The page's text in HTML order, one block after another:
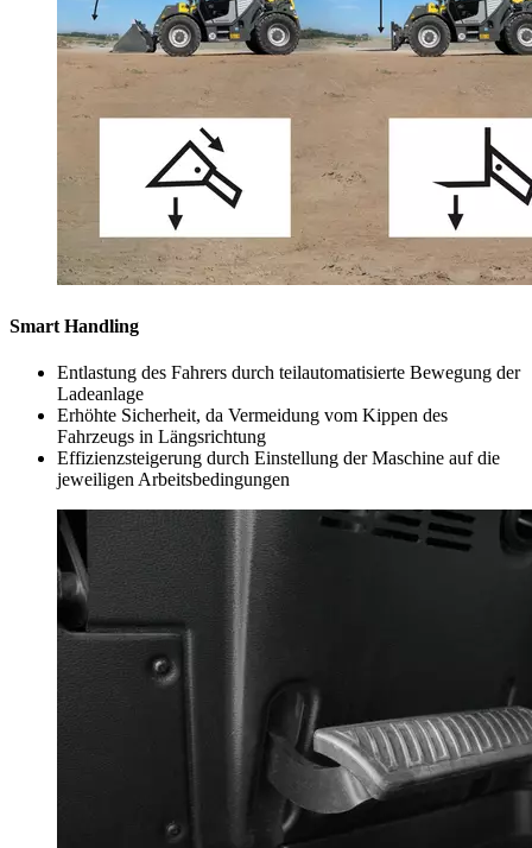
Smart Handling
Entlastung des Fahrers durch teilautomatisierte Bewegung der
Ladeanlage
Erhöhte Sicherheit, da Vermeidung vom Kippen des
Fahrzeugs in Längsrichtung
Effizienzsteigerung durch Einstellung der Maschine auf die
jeweiligen Arbeitsbedingungen